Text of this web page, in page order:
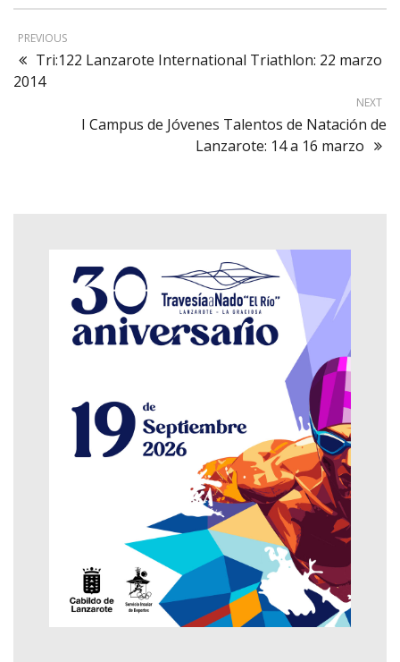
PREVIOUS
Tri:122 Lanzarote International Triathlon: 22 marzo
2014
NEXT
I Campus de Jóvenes Talentos de Natación de
Lanzarote: 14 a 16 marzo